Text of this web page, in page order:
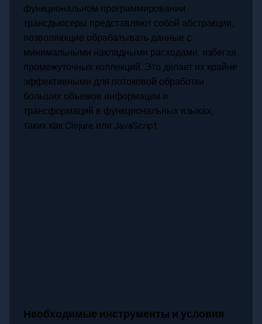
функциональном программировании
трансдьюсеры представляют собой абстракции,
позволяющие обрабатывать данные с
минимальными накладными расходами, избегая
промежуточных коллекций. Это делает их крайне
эффективными для потоковой обработки
больших объемов информации и
трансформаций в функциональных языках,
таких как Clojure или JavaScript.
Необходимые инструменты и условия